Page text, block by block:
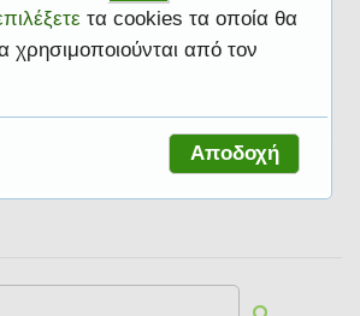
και ροφήματα
τα cookies τα οποία θα
χρησιμοποιούνται από τον
Αποδοχή